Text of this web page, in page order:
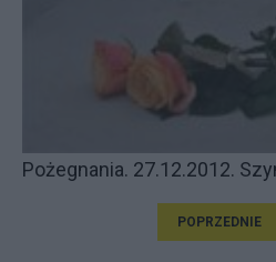
Pożegnania. 27.12.2012.
POPRZEDNIE